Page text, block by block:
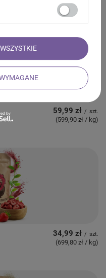
59,99 zł / szt.
(599,90 zł / kg)
34,99 zł / szt.
(699,80 zł / kg)